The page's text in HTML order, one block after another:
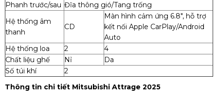
Phanh trước/sau Đĩa thông gió/Tang trống
Hệ thống âm
thanh
CD
Màn hình cảm ứng 6.8", hỗ trợ
kết nối Apple CarPlay/Android
Auto
Hệ thống loa
2
4
Chất liệu ghế
Nỉ
Da
Số túi khí
2
Thông tin chi tiết Mitsubishi Attrage 2025